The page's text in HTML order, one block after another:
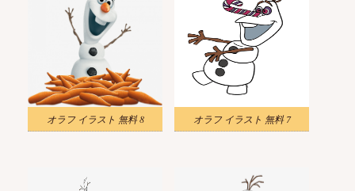
オラフ イラスト 無料 8 オラフ イラスト 無料 7